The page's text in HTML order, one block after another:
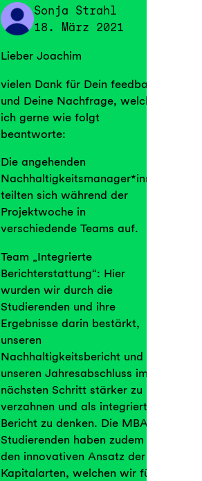
Sonja Strahl
18. März 2021
Lieber Joachim
vielen Dank für Dein feedback
und Deine Nachfrage, welche
ich gerne wie folgt
beantworte:
Die angehenden
Nachhaltigkeitsmanager*innen
teilten sich während der
Projektwoche in
verschiedende Teams auf.
Team „Integrierte
Berichterstattung“: Hier
wurden wir durch die
Studierenden und ihre
Ergebnisse darin bestärkt,
unseren
Nachhaltigkeitsbericht und
unseren Jahresabschluss im
nächsten Schritt stärker zu
verzahnen und als integrierten
Bericht zu denken. Die MBA
Studierenden haben zudem
den innovativen Ansatz der
Kapitalarten, welchen wir für